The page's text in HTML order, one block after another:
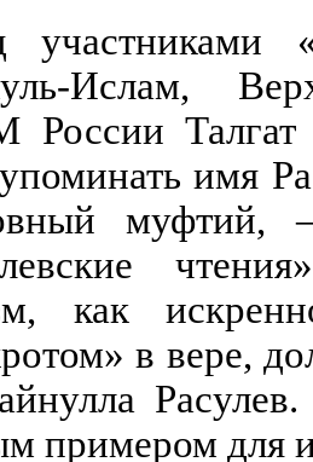
участниками
Ислам,
Талгат
имя
муфтий,
как
в вере,
примером для